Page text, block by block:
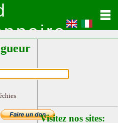
Visitez nos sites: